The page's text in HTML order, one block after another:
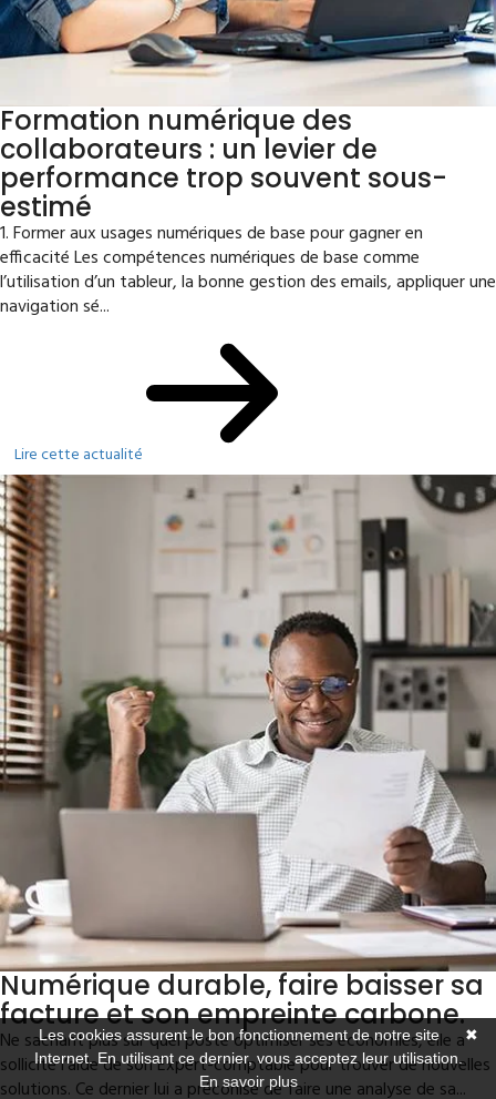
Formation numérique des
collaborateurs : un levier de
performance trop souvent sous-
estimé
1. Former aux usages numériques de base pour gagner en
efficacité Les compétences numériques de base comme
l’utilisation d’un tableur, la bonne gestion des emails, appliquer une
navigation sé...
Lire cette actualité
Numérique durable, faire baisser sa
facture et son empreinte carbone.
Ne sachant plus sur quel poste optimiser ses économies, elle a
sollicité l’aide de son Expert-comptable pour trouver de nouvelles
solutions. Ce dernier lui a préconisé de faire une analyse de sa...
✖
Les cookies assurent le bon fonctionnement de notre site
Internet. En utilisant ce dernier, vous acceptez leur utilisation.
En savoir plus